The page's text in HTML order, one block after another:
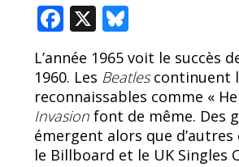
F
ac
e
b
o
o
X
e
sk
y
L’année 1965 voit le
1960. Les Beatlescontinuent
reconnaissables comme «
Invasion font de même. Des
émergent alors que d’autres
le Billboard et le UK Singles